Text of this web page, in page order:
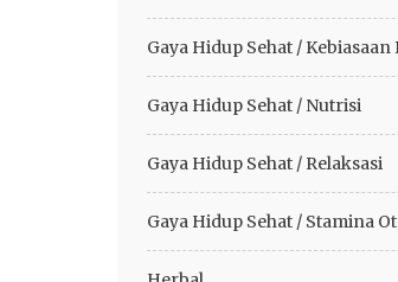
Gaya Hidup Sehat / Kebiasaan
Gaya Hidup Sehat / Nutrisi
Gaya Hidup Sehat / Relaksasi
Gaya Hidup Sehat / Stamina